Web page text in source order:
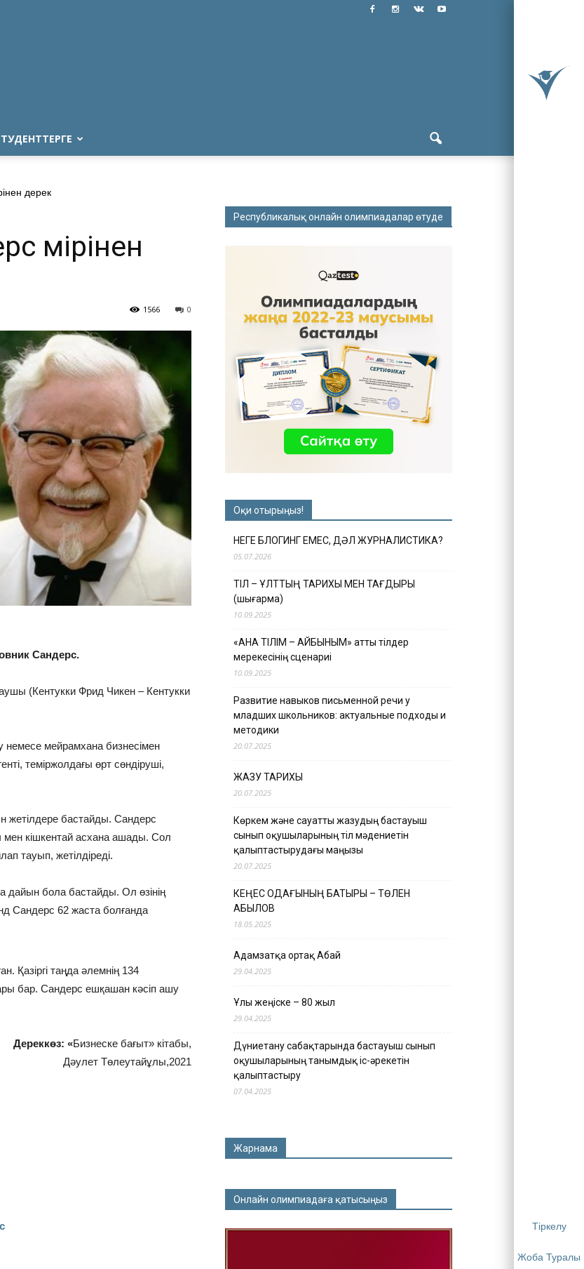
Тіркелу
Жоба Туралы
дерек
өмірінен
0
1566
Сандерс.
(Кентукки Фрид Чикен – Кентукки
немесе мейрамхана бизнесімен
теміржолдағы өрт сөндіруші,
жетілдере бастайды. Сандерс
мен кішкентай асхана ашады. Сол
тауып, жетілдіреді.
дайын бола бастайды. Ол өзінің
Сандерс 62 жаста болғанда
Қазіргі таңда әлемнің 134
бар. Сандерс ешқашан кәсіп ашу
Дереккөз: «Бизнеске бағыт» кітабы,
Дәулет Төлеутайұлы,2021
Республикалық онлайн олимпиадалар өтуде
Оқи отырыңыз!
НЕГЕ БЛОГИНГ ЕМЕС, ДӘЛ ЖУРНАЛИСТИКА?
05.07.2026
ТІЛ – ҰЛТТЫҢ ТАРИХЫ МЕН ТАҒДЫРЫ
(шығарма)
10.09.2025
«АНА ТІЛІМ – АЙБЫНЫМ» атты тілдер
мерекесінің сценариі
10.09.2025
Развитие навыков письменной речи у
младших школьников: актуальные подходы и
методики
20.07.2025
ЖАЗУ ТАРИХЫ
20.07.2025
Көркем және сауатты жазудың бастауыш
сынып оқушыларының тіл мәдениетін
қалыптастырудағы маңызы
20.07.2025
КЕҢЕС ОДАҒЫНЫҢ БАТЫРЫ – ТӨЛЕН
ҚАБЫЛОВ
18.05.2025
Адамзатқа ортақ Абай
29.04.2025
Ұлы жеңіске – 80 жыл
29.04.2025
Дүниетану сабақтарында бастауыш сынып
оқушыларының танымдық іс-әрекетін
қалыптастыру
07.04.2025
Жарнама
Онлайн олимпиадаға қатысыңыз